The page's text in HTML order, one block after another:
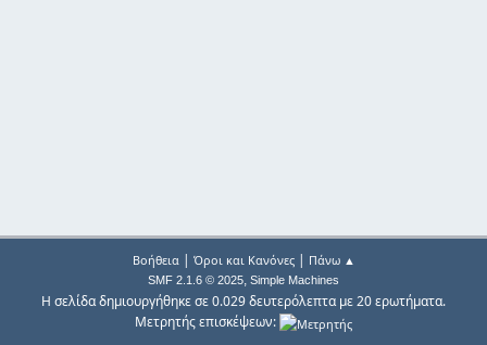
Βοήθεια| Όροι και Κανόνες| Πάνω ▲
SMF 2.1.6 © 2025, Simple Machines
Η σελίδα δημιουργήθηκε σε 0.029 δευτερόλεπτα με 20 ερωτήματα.
Μετρητής επισκέψεων: